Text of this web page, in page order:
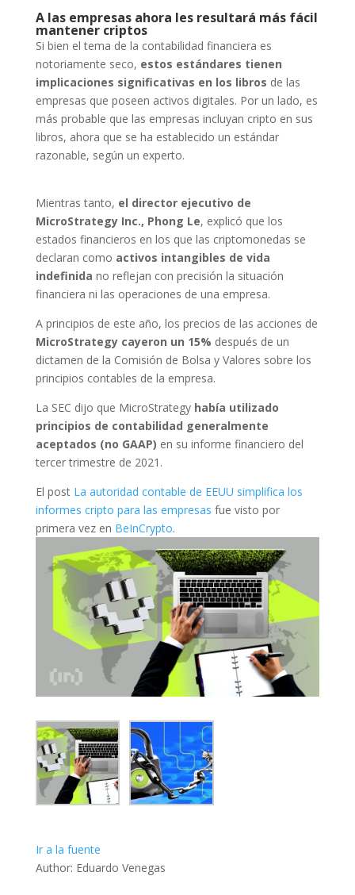
A las empresas ahora les resultará más fácil
mantener criptos
Si bien el tema de la contabilidad financiera es
notoriamente seco, estos estándares tienen
implicaciones significativas en los libros de las
empresas que poseen activos digitales. Por un lado, es
más probable que las empresas incluyan cripto en sus
libros, ahora que se ha establecido un estándar
razonable, según un experto.
Mientras tanto, el director ejecutivo de
MicroStrategy Inc., Phong Le, explicó que los
estados financieros en los que las criptomonedas se
declaran como activos intangibles de vida
indefinida no reflejan con precisión la situación
financiera ni las operaciones de una empresa.
A principios de este año, los precios de las acciones de
MicroStrategy cayeron un 15% después de un
dictamen de la Comisión de Bolsa y Valores sobre los
principios contables de la empresa.
La SEC dijo que MicroStrategy había utilizado
principios de contabilidad generalmente
aceptados (no GAAP) en su informe financiero del
tercer trimestre de 2021.
El post La autoridad contable de EEUU simplifica los
informes cripto para las empresas fue visto por
primera vez en BeInCrypto.
Ir a la fuente
Author: Eduardo Venegas